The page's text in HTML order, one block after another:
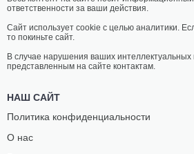
17-10- 0
ответственности за ваши действия.
Сайт использует cookie с целью аналитики.
то покиньте сайт.
В случае нарушения ваших интеллектуальных
представленным на сайте контактам.
НАШ САЙТ
Политика конфиденциальности
О нас